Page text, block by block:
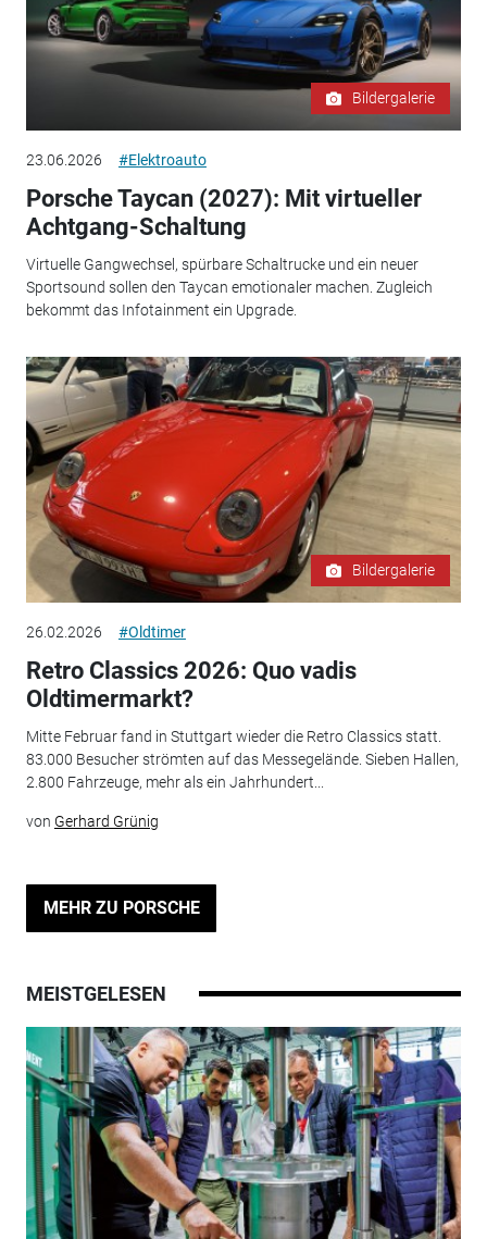
Bildergalerie
23.06.2026 #Elektroauto
Porsche Taycan (2027): Mit virtueller
Achtgang-Schaltung
Virtuelle Gangwechsel, spürbare Schaltrucke und ein neuer
Sportsound sollen den Taycan emotionaler machen. Zugleich
bekommt das Infotainment ein Upgrade.
Bildergalerie
26.02.2026 #Oldtimer
Retro Classics 2026: Quo vadis
Oldtimermarkt?
Mitte Februar fand in Stuttgart wieder die Retro Classics statt.
83.000 Besucher strömten auf das Messegelände. Sieben Hallen,
2.800 Fahrzeuge, mehr als ein Jahrhundert...
von Gerhard Grünig
MEHR ZU PORSCHE
MEISTGELESEN